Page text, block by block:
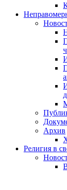
Архив
Религия в